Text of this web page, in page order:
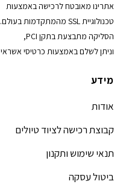
אתרינו מאובטח לרכישה באמצעות
טכנולוגיית SSL מהמתקדמות בעולם.
הסליקה מתבצעת בתקן PCI,
וניתן לשלם באמצעות כרטיסי אשראי
מידע
אודות
קבוצת רכישה לציוד טיולים
תנאי שימוש ותקנון
ביטול עסקה